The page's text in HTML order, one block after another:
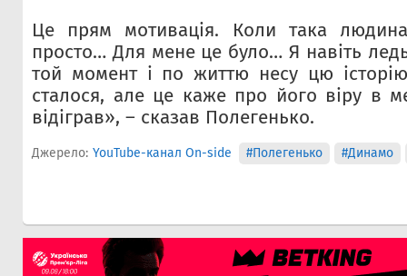
Це прям мотивація. Коли така
просто… Для мене це було… Я навіть
той момент і по життю несу цю
сталося, але це каже про його віру в
відіграв», – сказав Полегенько.
Джерело: YouTube-канал On-side #Полегенько #Динамо